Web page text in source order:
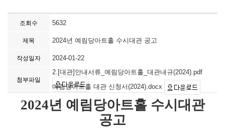
조회수 5632
제목 2024년 예림당아트홀 수시대관 공고
작성일자 2024-01-22
첨부파일
2.[대관]안내서류_예림당아트홀_대관내규(2024).pdf
예림당아트홀 대관 신청서(2024).docx
2024년 예림당아트홀 수시대관
공고